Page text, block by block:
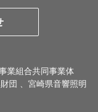
業組合共同事業体
団 、宮崎県音響照明